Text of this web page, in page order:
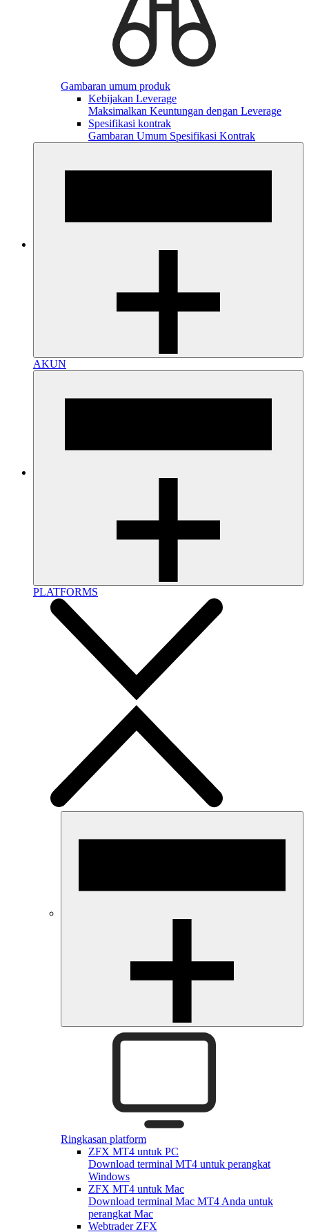
Gambaran umum produk
Kebijakan Leverage
Maksimalkan Keuntungan dengan Leverage
Spesifikasi kontrak
Gambaran Umum Spesifikasi Kontrak
AKUN
PLATFORMS
Ringkasan platform
ZFX MT4 untuk PC
Download terminal MT4 untuk perangkat
Windows
ZFX MT4 untuk Mac
Download terminal Mac MT4 Anda untuk
perangkat Mac
Webtrader ZFX